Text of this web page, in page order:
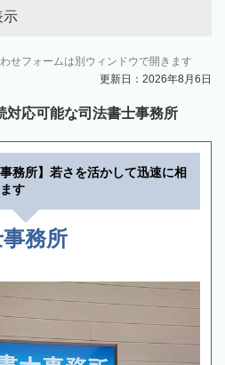
示
せフォームは別ウィンドウで開きます
更新日：2026年8月6日
対応可能な司法書士事務所
務所】若さを活かして迅速に相
す
務所